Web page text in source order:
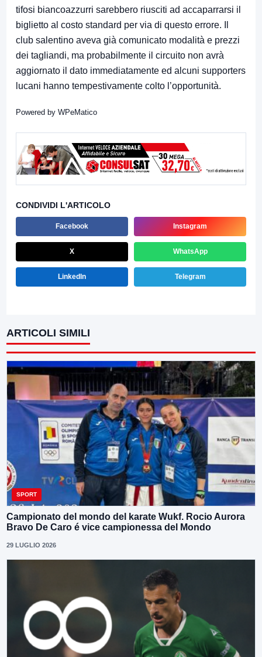
tifosi biancoazzurri sarebbero riusciti ad accaparrarsi il
biglietto al costo standard per via di questo errore. Il
club salentino aveva già comunicato modalità e prezzi
dei tagliandi, ma probabilmente il circuito non avrà
aggiornato il dato immediatamente ed alcuni supporters
lucani hanno tempestivamente colto l’opportunità.
Powered by WPeMatico
CONDIVIDI L'ARTICOLO
Facebook Instagram
X WhatsApp
LinkedIn Telegram
ARTICOLI SIMILI
SPORT
Campionato del mondo del karate Wukf. Rocio Aurora
Bravo De Caro é vice campionessa del Mondo
29 LUGLIO 2026